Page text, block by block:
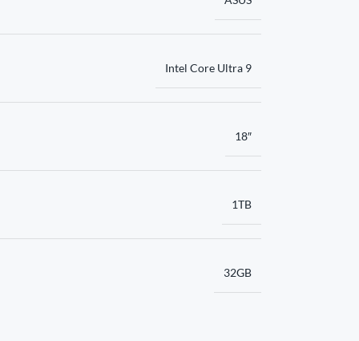
Intel Core Ultra 9
18″
1TB
32GB